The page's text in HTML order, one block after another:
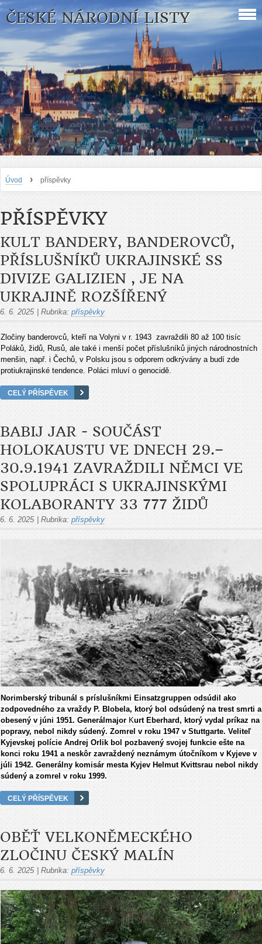
ČESKÉ NÁRODNÍ LISTY
Úvod › příspěvky
PŘÍSPĚVKY
KULT BANDERY, BANDEROVCŮ,
PŘÍSLUŠNÍKŮ UKRAJINSKÉ SS
DIVIZE GALIZIEN , JE NA
UKRAJINĚ ROZŠÍŘENÝ
6. 6. 2025 Rubrika: příspěvky
Zločiny banderovců, kteří na Volyni v r. 1943 zavraždili 80 až 100 tisíc
Poláků, židů, Rusů, ale také i menší počet příslušníků jiných národnostních
menšin, např. i Čechů, v Polsku jsou s odporem odkrývány a budí zde
protiukrajinské tendence. Poláci mluví o genocidě.
CELÝ PŘÍSPĚVEK
BABIJ JAR - SOUČÁST
HOLOKAUSTU VE DNECH 29.–
30.9.1941 ZAVRAŽDILI NĚMCI VE
SPOLUPRÁCI S UKRAJINSKÝMI
KOLABORANTY 33 777 ŽIDŮ
6. 6. 2025 Rubrika: příspěvky
Norimberský tribunál s príslušníkmi Einsatzgruppen odsúdil ako
zodpovedného za vraždy P. Blobela, ktorý bol odsúdený na trest smrti a
obesený v júni 1951. Generálmajor Kurt Eberhard, ktorý vydal príkaz na
popravy, nebol nikdy súdený. Zomrel v roku 1947 v Stuttgarte. Veliteľ
Kyjevskej polície Andrej Orlik bol pozbavený svojej funkcie ešte na
konci roku 1941 a neskôr zavraždený neznámym útočníkom v Kyjeve v
júli 1942. Generálny komisár mesta Kyjev Helmut Kvittsrau nebol nikdy
súdený a zomrel v roku 1999.
CELÝ PŘÍSPĚVEK
OBĚŤ VELKONĚMECKÉHO
ZLOČINU ČESKÝ MALÍN
6. 6. 2025 Rubrika: příspěvky